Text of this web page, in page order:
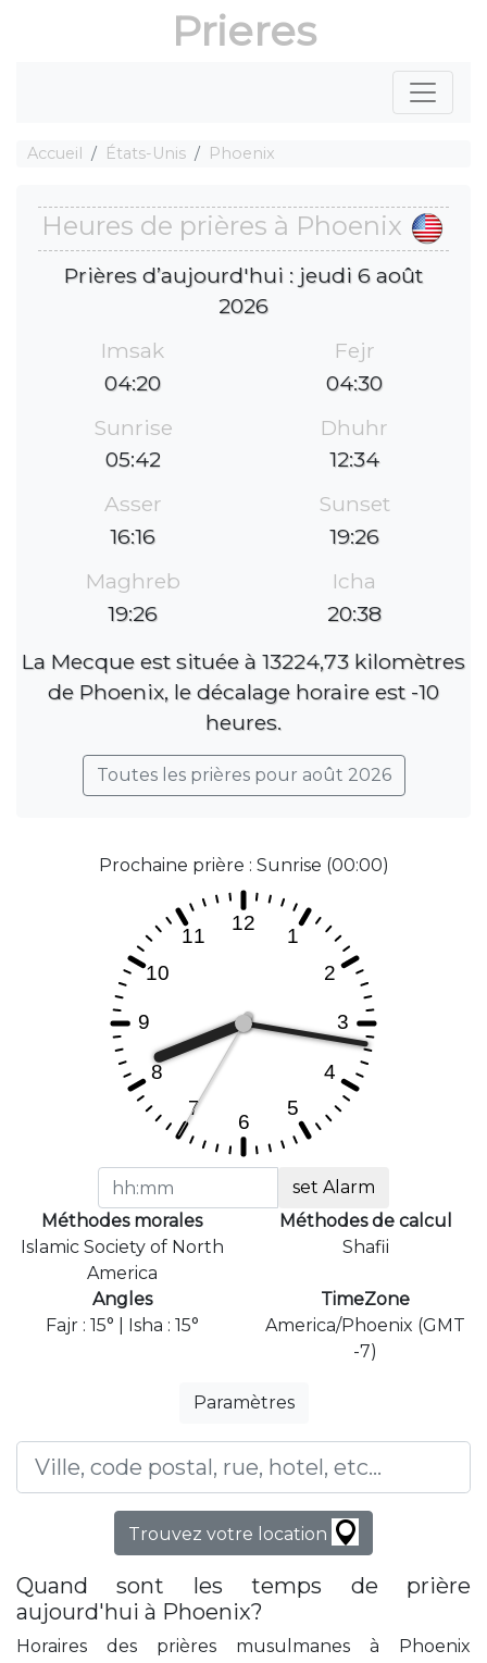
Prieres
Accueil États-Unis Phoenix
Heures de prières à Phoenix
Prières d’aujourd'hui : jeudi 6 août
2026
Imsak
04:20
Fejr
04:30
Sunrise
05:42
Dhuhr
12:34
Asser
16:16
Sunset
19:26
Maghreb
19:26
Icha
20:38
La Mecque est située à 13224,73 kilomètres
de Phoenix, le décalage horaire est -10
heures.
Toutes les prières pour août 2026
Prochaine prière : Sunrise (00:00)
set Alarm
Méthodes morales
Islamic Society of North
America
Méthodes de calcul
Shafii
Angles
Fajr : 15° | Isha : 15°
TimeZone
America/Phoenix (GMT
-7)
Paramètres
Trouvez votre location
Quand sont les temps de prière
aujourd'hui à Phoenix?
Horaires des prières musulmanes à Phoenix